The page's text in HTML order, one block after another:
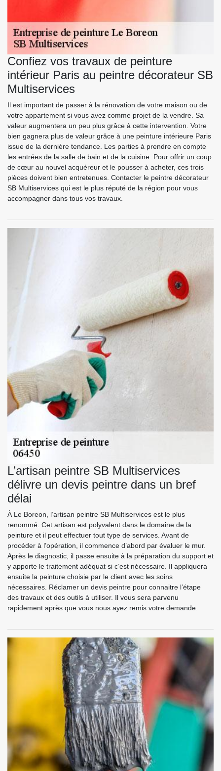
Confiez vos travaux de peinture
intérieur Paris au peintre décorateur SB
Multiservices
Il est important de passer à la rénovation de votre maison ou de
votre appartement si vous avez comme projet de la vendre. Sa
valeur augmentera un peu plus grâce à cette intervention. Votre
bien gagnera plus de valeur grâce à une peinture intérieure Paris
issue de la dernière tendance. Les parties à prendre en compte
les entrées de la salle de bain et de la cuisine. Pour offrir un coup
de cœur au nouvel acquéreur et le pousser à acheter, ces trois
pièces doivent bien entretenues. Contacter le peintre décorateur
SB Multiservices qui est le plus réputé de la région pour vous
accompagner dans tous vos travaux.
L’artisan peintre SB Multiservices
délivre un devis peintre dans un bref
délai
À Le Boreon, l’artisan peintre SB Multiservices est le plus
renommé. Cet artisan est polyvalent dans le domaine de la
peinture et il peut effectuer tout type de services. Avant de
procéder à l’opération, il commence d’abord par évaluer le mur.
Après le diagnostic, il passe ensuite à la préparation du support et
y apporte le traitement adéquat si c’est nécessaire. Il appliquera
ensuite la peinture choisie par le client avec les soins
nécessaires. Réclamer un devis peintre pour connaitre l’étape
des travaux et des outils à utiliser. Il vous sera parvenu
rapidement après que vous nous ayez remis votre demande.